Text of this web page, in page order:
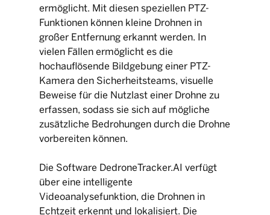
ermöglicht. Mit diesen speziellen PTZ-
Funktionen können kleine Drohnen in
großer Entfernung erkannt werden. In
vielen Fällen ermöglicht es die
hochauflösende Bildgebung einer PTZ-
Kamera den Sicherheitsteams, visuelle
Beweise für die Nutzlast einer Drohne zu
erfassen, sodass sie sich auf mögliche
zusätzliche Bedrohungen durch die Drohne
vorbereiten können.
Die Software DedroneTracker.AI verfügt
über eine intelligente
Videoanalysefunktion, die Drohnen in
Echtzeit erkennt und lokalisiert. Die